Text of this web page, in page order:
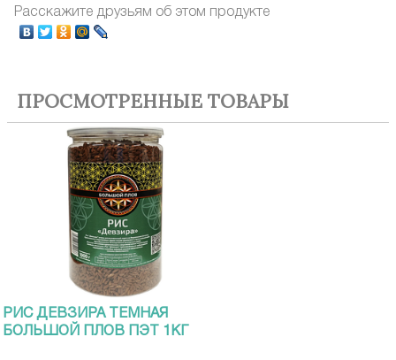
Расскажите друзьям об этом продукте
ПРОСМОТРЕННЫЕ ТОВАРЫ
РИС ДЕВЗИРА ТЕМНАЯ
БОЛЬШОЙ ПЛОВ ПЭТ 1КГ